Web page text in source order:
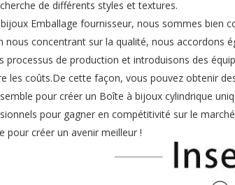
de différents styles et textures.
Emballage fournisseur, nous sommes bien
nous concentrant sur la qualité, nous accordons
processus de production et introduisons des
les coûts.De cette façon, vous pouvez obtenir
pour créer un Boîte à bijoux cylindrique
pour gagner en compétitivité sur le
pour créer un avenir meilleur !